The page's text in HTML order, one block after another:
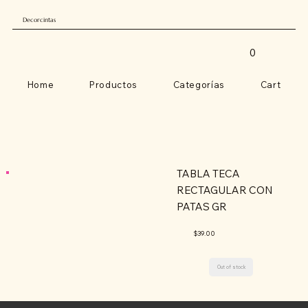
Decorcintas
Home Productos Categorías Cart
0
Out of stock
TABLA TECA
RECTAGULAR CON
PATAS GR
$39.00